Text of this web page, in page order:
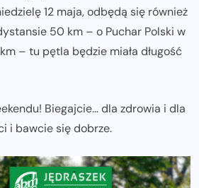
12 maja, odbędą się również
50 km – o Puchar Polski w
– tu pętla będzie miała długość
Biegajcie… dla zdrowia i dla
i bawcie się dobrze.